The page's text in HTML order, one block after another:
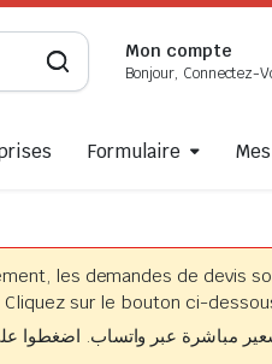
Mon compte
Bonjour, Connectez-
Formulaire
les demandes de devis
sur le bouton ci-
مباشرة عبر واتساب. اضغطوا